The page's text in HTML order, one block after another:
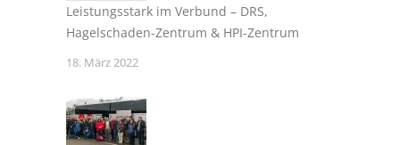
Leistungsstark im Verbund – DRS,
Hagelschaden-Zentrum & HPI-Zentrum
18. März 2022